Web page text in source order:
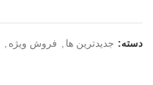
دسته: جدیدترین ها فروش ویژه